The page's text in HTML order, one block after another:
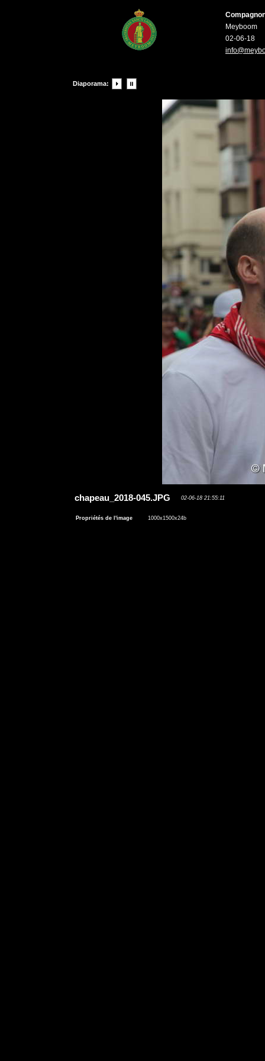
Meyboom
02-06-18
Diaporama:
chapeau_2018-045.JPG 02-06-18 21:55:11
Propriétés de l'image 1000x1500x24b